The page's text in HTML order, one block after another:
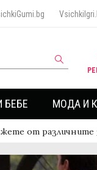
БЕБЕ МОДА И
от различните